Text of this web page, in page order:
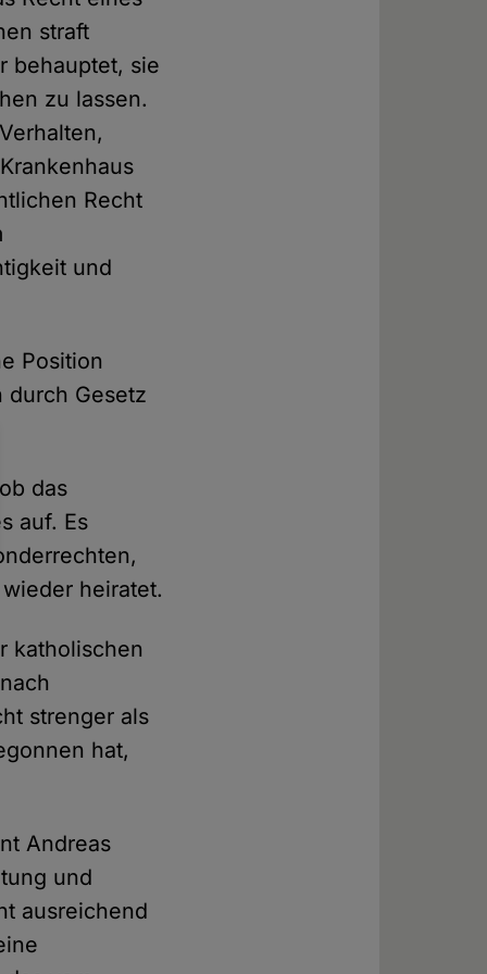
straft
behauptet, sie
zu lassen.
Recht
und
Position
durch Gesetz
das
auf. Es
heiratet.
katholischen
strenger als
hat,
Andreas
und
ausreichend